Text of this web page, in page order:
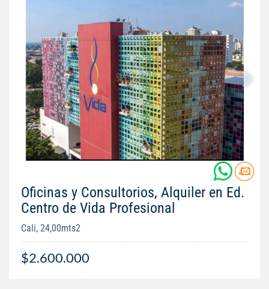
Oficinas y Consultorios, Alquiler en Ed.
Centro de Vida Profesional
Cali, 24,00mts2
$2.600.000